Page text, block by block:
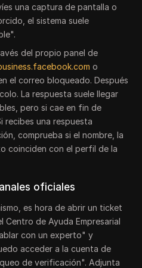
una captura de pantalla o
el sistema suele
del propio panel de
o
el correo bloqueado. Después
La respuesta suele llegar
pero si cae en fin de
recibes una respuesta
comprueba si el nombre, la
coinciden con el perfil de la
oficiales
es hora de abrir un ticket
Centro de Ayuda Empresarial
con un experto" y
acceder a la cuenta de
de verificación". Adjunta